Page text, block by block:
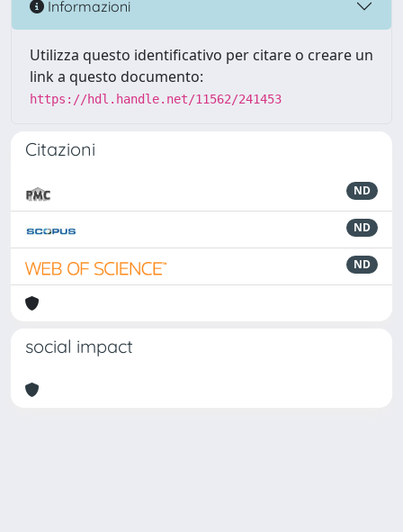
Informazioni
Utilizza questo identificativo per citare o creare un
link a questo documento:
https://hdl.handle.net/11562/241453
Citazioni
ND
ND
ND
social impact